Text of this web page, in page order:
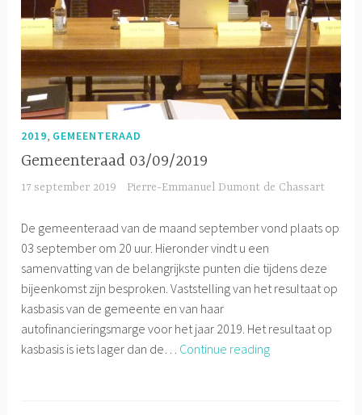
2019 GEMEENTERAAD
Gemeenteraad 03/09/2019
17 september 2019 Pierre-Emmanuel Dumont de Chassart
De gemeenteraad van de maand september vond plaats op
03 september om 20 uur. Hieronder vindt u een
samenvatting van de belangrijkste punten die tijdens deze
bijeenkomst zijn besproken. Vaststelling van het resultaat op
kasbasis van de gemeente en van haar
autofinancieringsmarge voor het jaar 2019. Het resultaat op
kasbasis is iets lager dan de… Continue readingGemeenteraad